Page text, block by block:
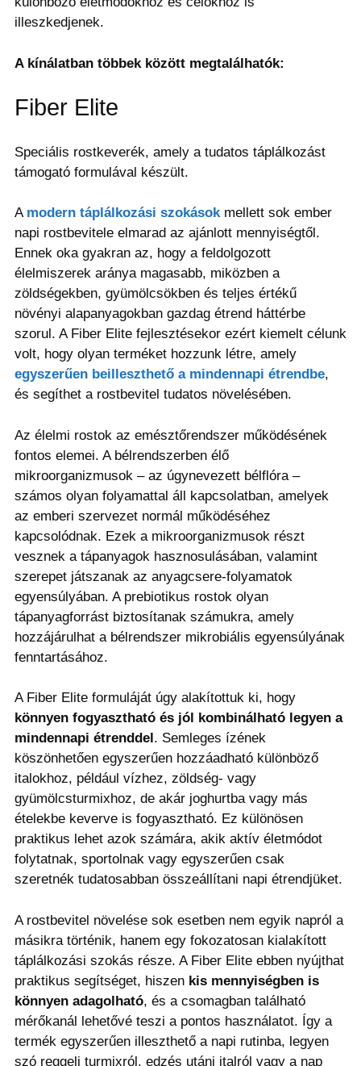
illeszkedjenek.
A kínálatban többek között megtalálhatók:
Fiber Elite
Speciális rostkeverék, amely a tudatos táplálkozást
támogató formulával készült.
A modern táplálkozási szokásokmellett sok ember
napi rostbevitele elmarad az ajánlott mennyiségtől.
Ennek oka gyakran az, hogy a feldolgozott
élelmiszerek aránya magasabb, miközben a
zöldségekben, gyümölcsökben és teljes értékű
növényi alapanyagokban gazdag étrend háttérbe
szorul. A Fiber Elite fejlesztésekor ezért kiemelt célunk
volt, hogy olyan terméket hozzunk létre, amely
egyszerűen beilleszthető a mindennapi étrendbe,
és segíthet a rostbevitel tudatos növelésében.
Az élelmi rostok az emésztőrendszer működésének
fontos elemei. A bélrendszerben élő
mikroorganizmusok – az úgynevezett bélflóra –
számos olyan folyamattal áll kapcsolatban, amelyek
az emberi szervezet normál működéséhez
kapcsolódnak. Ezek a mikroorganizmusok részt
vesznek a tápanyagok hasznosulásában, valamint
szerepet játszanak az anyagcsere-folyamatok
egyensúlyában. A prebiotikus rostok olyan
tápanyagforrást biztosítanak számukra, amely
hozzájárulhat a bélrendszer mikrobiális egyensúlyának
fenntartásához.
A Fiber Elite formuláját úgy alakítottuk ki, hogy
könnyen fogyasztható és jól kombinálható legyen a
mindennapi étrenddel . Semleges ízének
köszönhetően egyszerűen hozzáadható különböző
italokhoz, például vízhez, zöldség- vagy
gyümölcsturmixhoz, de akár joghurtba vagy más
ételekbe keverve is fogyasztható. Ez különösen
praktikus lehet azok számára, akik aktív életmódot
folytatnak, sportolnak vagy egyszerűen csak
szeretnék tudatosabban összeállítani napi étrendjüket.
A rostbevitel növelése sok esetben nem egyik napról a
másikra történik, hanem egy fokozatosan kialakított
táplálkozási szokás része. A Fiber Elite ebben nyújthat
praktikus segítséget, hiszen kis mennyiségben is
könnyen adagolható, és a csomagban található
mérőkanál lehetővé teszi a pontos használatot. Így a
termék egyszerűen illeszthető a napi rutinba, legyen
szó reggeli turmixról, edzés utáni italról vagy a nap